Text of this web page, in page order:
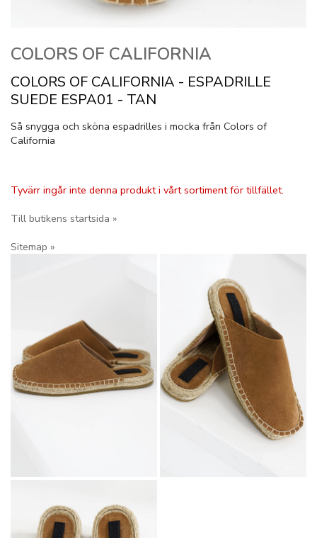
COLORS OF CALIFORNIA
COLORS OF CALIFORNIA - ESPADRILLE
SUEDE ESPA01 - TAN
Så snygga och sköna espadrilles i mocka från Colors of
California
Tyvärr ingår inte denna produkt i vårt sortiment för tillfället.
Till butikens startsida »
Sitemap »